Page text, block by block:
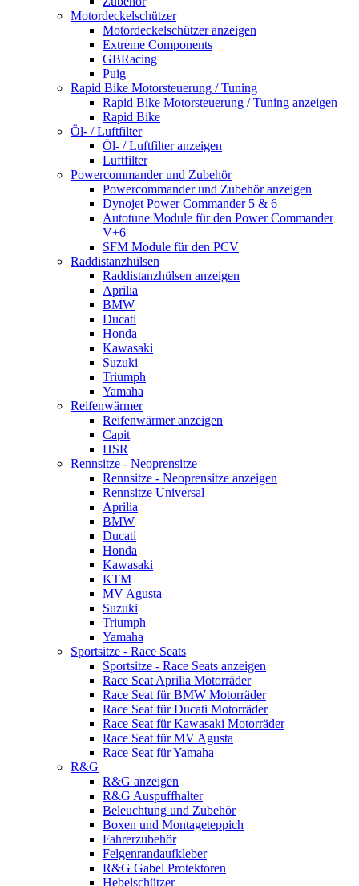
Motordeckelschützer
Motordeckelschützer anzeigen
Extreme Components
GBRacing
Puig
Rapid Bike Motorsteuerung / Tuning
Rapid Bike Motorsteuerung / Tuning anzeigen
Rapid Bike
Öl- / Luftfilter
Öl- / Luftfilter anzeigen
Luftfilter
Powercommander und Zubehör
Powercommander und Zubehör anzeigen
Dynojet Power Commander 5 & 6
Autotune Module für den Power Commander
V+6
SFM Module für den PCV
Raddistanzhülsen
Raddistanzhülsen anzeigen
Aprilia
BMW
Ducati
Honda
Kawasaki
Suzuki
Triumph
Yamaha
Reifenwärmer
Reifenwärmer anzeigen
Capit
HSR
Rennsitze - Neoprensitze
Rennsitze - Neoprensitze anzeigen
Rennsitze Universal
Aprilia
BMW
Ducati
Honda
Kawasaki
KTM
MV Agusta
Suzuki
Triumph
Yamaha
Sportsitze - Race Seats
Sportsitze - Race Seats anzeigen
Race Seat Aprilia Motorräder
Race Seat für BMW Motorräder
Race Seat für Ducati Motorräder
Race Seat für Kawasaki Motorräder
Race Seat für MV Agusta
Race Seat für Yamaha
R&G
R&G anzeigen
R&G Auspuffhalter
Beleuchtung und Zubehör
Boxen und Montageteppich
Fahrerzubehör
Felgenrandaufkleber
R&G Gabel Protektoren
Hebelschützer